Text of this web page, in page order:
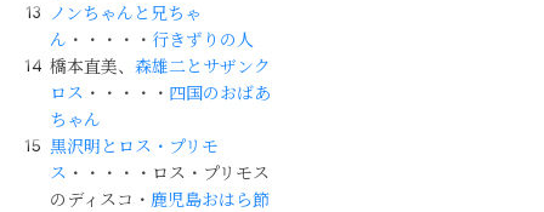
ノンちゃんと兄ちゃ
ん ・・・・・行きずりの人
橋本直美、森雄二とサザンク
ロス ・・・・・ 四国のおばあ
ちゃん
黒沢明とロス・プリモ
ス ・・・・・ロス・プリモス
のディスコ・ 鹿児島おはら節